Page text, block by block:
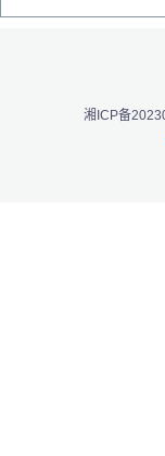
湘ICP备